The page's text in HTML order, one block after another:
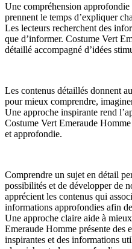
Une compréhension
prennent le temps d’expliquer
Les lecteurs recherchent des
que d’informer. Costume Vert
détaillé accompagné d’idées
Les contenus détaillés donnent
pour mieux comprendre,
Une approche inspirante rend
Costume Vert Emeraude
et approfondie.
Comprendre un sujet en détail
possibilités et de développer de
apprécient les contenus qui
informations approfondies afin
Une approche claire aide à
Emeraude Homme présente des
inspirantes et des informations